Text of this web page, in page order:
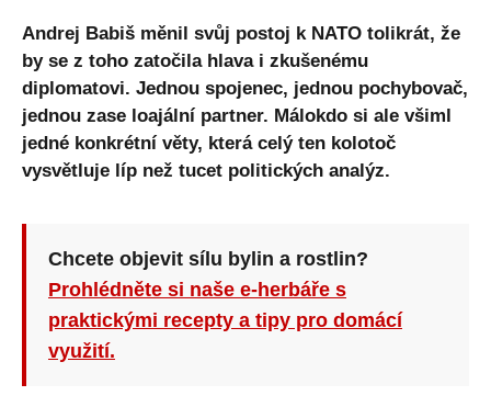
Andrej Babiš měnil svůj postoj k NATO tolikrát, že
by se z toho zatočila hlava i zkušenému
diplomatovi. Jednou spojenec, jednou pochybovač,
jednou zase loajální partner. Málokdo si ale všiml
jedné konkrétní věty, která celý ten kolotoč
vysvětluje líp než tucet politických analýz.
Chcete objevit sílu bylin a rostlin?
Prohlédněte si naše e-herbáře s
praktickými recepty a tipy pro domácí
využití.